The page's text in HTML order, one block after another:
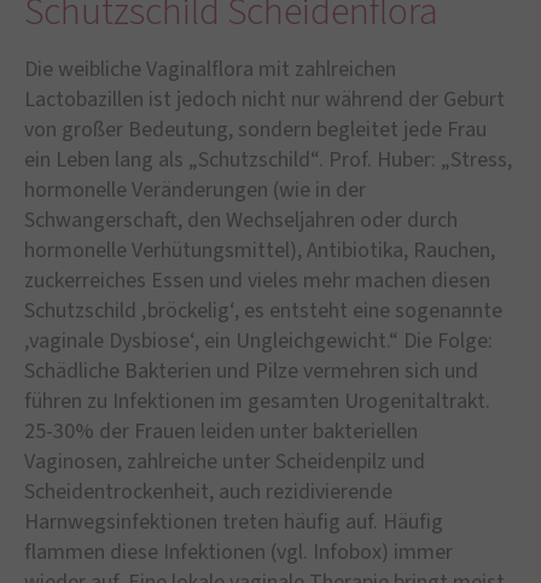
Schutzschild Scheidenflora
Die weibliche Vaginalflora mit zahlreichen
Lactobazillen ist jedoch nicht nur während der Geburt
von großer Bedeutung, sondern begleitet jede Frau
ein Leben lang als „Schutzschild“. Prof. Huber: „Stress,
hormonelle Veränderungen (wie in der
Schwangerschaft, den Wechseljahren oder durch
hormonelle Verhütungsmittel), Antibiotika, Rauchen,
zuckerreiches Essen und vieles mehr machen diesen
Schutzschild ‚bröckelig‘, es entsteht eine sogenannte
‚vaginale Dysbiose‘, ein Ungleichgewicht.“ Die Folge:
Schädliche Bakterien und Pilze vermehren sich und
führen zu Infektionen im gesamten Urogenitaltrakt.
25-30% der Frauen leiden unter bakteriellen
Vaginosen, zahlreiche unter Scheidenpilz und
Scheidentrockenheit, auch rezidivierende
Harnwegsinfektionen treten häufig auf. Häufig
flammen diese Infektionen (vgl. Infobox) immer